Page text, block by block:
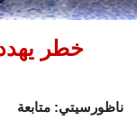
خطر
ناظورسيتي: متابعة